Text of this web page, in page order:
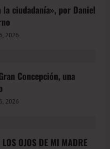
ciudadanía», por Daniel
2026
Concepción, una
2026
OJOS DE MI MADRE